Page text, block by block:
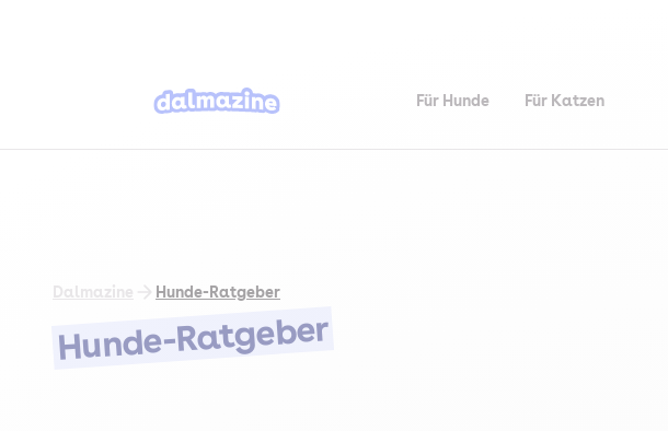
Für Hunde Für Katzen
Dalmazine Hunde-Ratgeber
Hunde-Ratgeber